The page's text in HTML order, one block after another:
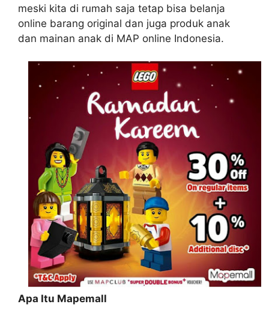
meski kita di rumah saja tetap bisa belanja
online barang original dan juga produk anak
dan mainan anak di MAP online Indonesia.
Apa Itu Mapemall